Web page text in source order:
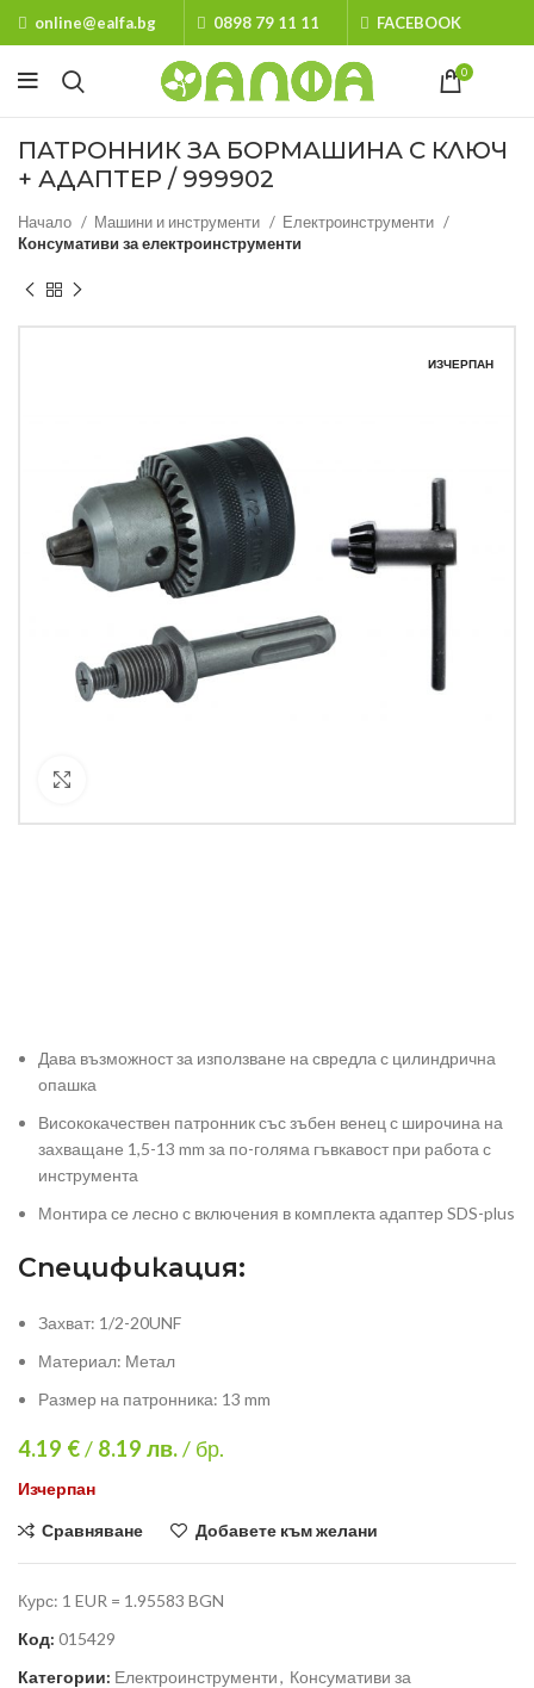
online@ealfa.bg 0898 79 11 11 FACEBOOK
0
ПАТРОННИК ЗА БОРМАШИНА С КЛЮЧ
+ АДАПТЕР / 999902
Начало Машини и инструменти
Електроинструменти
Консумативи за електроинструменти
ИЗЧЕРПАН
Дава възможност за използване на свредла с цилиндрична
опашка
Висококачествен патронник със зъбен венец с широчина на
захващане 1,5-13 mm за по-голяма гъвкавост при работа с
инструмента
Монтира се лесно с включения в комплекта адаптер SDS-plus
Спецификация:
Захват: 1/2-20UNF
Материал: Метал
Размер на патронника: 13 mm
4.19 €/ 8.19 лв./ бр.
Изчерпан
Сравняване Добавете към желани
Курс: 1 EUR = 1.95583 BGN
Код: 015429
Категории: Електроинструменти, Консумативи за